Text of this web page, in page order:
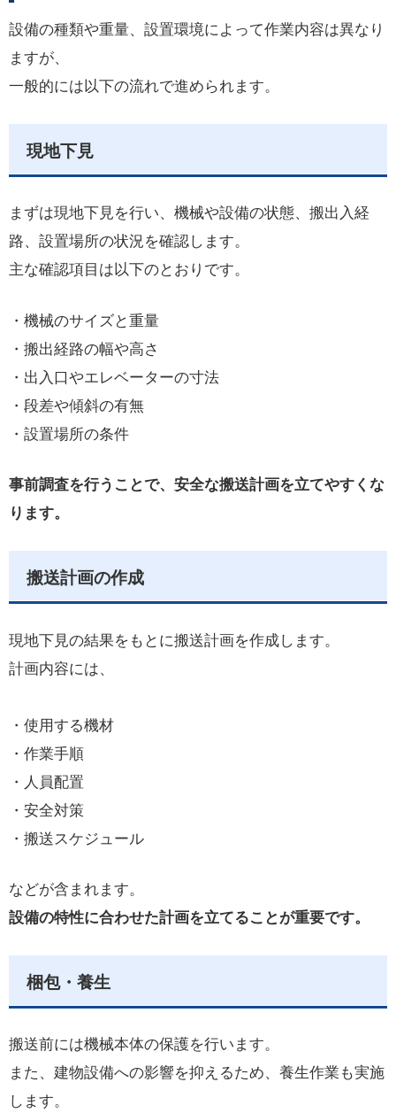
設備の種類や重量、設置環境によって作業内容は異なり
ますが、
一般的には以下の流れで進められます。
現地下見
まずは現地下見を行い、機械や設備の状態、搬出入経
路、設置場所の状況を確認します。
主な確認項目は以下のとおりです。
・機械のサイズと重量
・搬出経路の幅や高さ
・出入口やエレベーターの寸法
・段差や傾斜の有無
・設置場所の条件
事前調査を行うことで、安全な搬送計画を立てやすくな
ります。
搬送計画の作成
現地下見の結果をもとに搬送計画を作成します。
計画内容には、
・使用する機材
・作業手順
・人員配置
・安全対策
・搬送スケジュール
などが含まれます。
設備の特性に合わせた計画を立てることが重要です。
梱包・養生
搬送前には機械本体の保護を行います。
また、建物設備への影響を抑えるため、養生作業も実施
します。